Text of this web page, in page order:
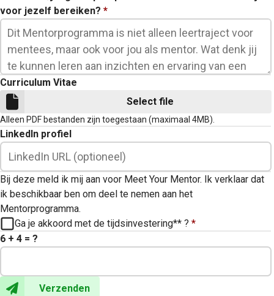
voor jezelf bereiken? *
Curriculum Vitae
Select file
Alleen PDF bestanden zijn toegestaan (maximaal 4MB).
LinkedIn profiel
Bij deze meld ik mij aan voor Meet Your Mentor. Ik verklaar dat
ik beschikbaar ben om deel te nemen aan het
Mentorprogramma.
Ga je akkoord met de tijdsinvestering** ? *
6 + 4 = ?
Verzenden